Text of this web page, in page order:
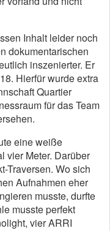
Inhalt leider noch
dokumentarischen
inszenierter. Er
Hierfür wurde extra
Quartier
für das Team
eine weiße
vier Meter. Darüber
Traversen. Wo sich
Aufnahmen eher
musste, durfte
musste perfekt
vier ARRI